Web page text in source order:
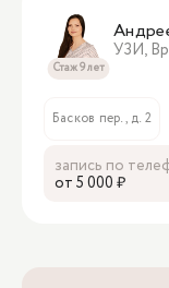
Стаж 9 лет
УЗИ,
Басков пер., д. 2
запись по
oт 5 000 ₽